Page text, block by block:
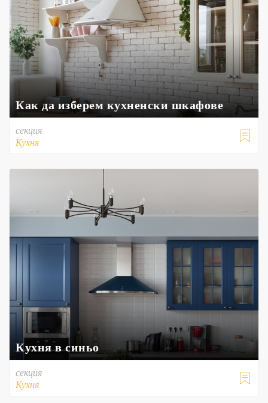
Как да изберем кухненски шкафове

секция
Кухня
Кухня в синьо

секция
Кухня